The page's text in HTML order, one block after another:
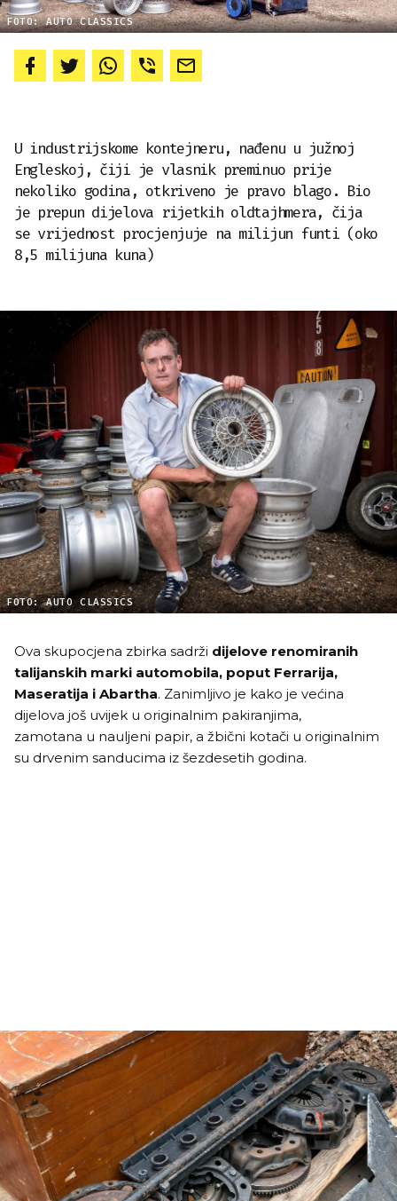
FOTO: AUTO CLASSICS
U industrijskome kontejneru, nađenu u južnoj
Engleskoj, čiji je vlasnik preminuo prije
nekoliko godina, otkriveno je pravo blago. Bio
je prepun dijelova rijetkih oldtajhmera, čija
se vrijednost procjenjuje na milijun funti (oko
8,5 milijuna kuna)
FOTO: AUTO CLASSICS
Ova skupocjena zbirka sadrži dijelove renomiranih
talijanskih marki automobila, poput Ferrarija,
Maseratija i Abartha. Zanimljivo je kako je većina
dijelova još uvijek u originalnim pakiranjima,
zamotana u nauljeni papir, a žbični kotači u originalnim
su drvenim sanducima iz šezdesetih godina.